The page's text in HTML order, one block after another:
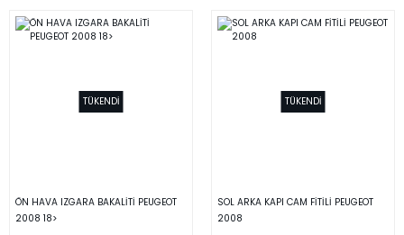
TÜKENDİ
ÖN HAVA IZGARA BAKALİTİ PEUGEOT
2008 18>
TÜKENDİ
SOL ARKA KAPI CAM FİTİLİ PEUGEOT
2008